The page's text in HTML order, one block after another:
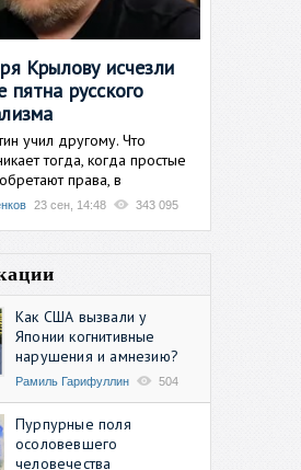
Крылову исчезли
пятна русского
учил другому. Что
тогда, когда простые
права, в
23 сен, 14:48 343 095
Как США вызвали у
Японии когнитивные
нарушения и амнезию?
Рамиль Гарифуллин 504
Пурпурные поля
осоловевшего
человечества